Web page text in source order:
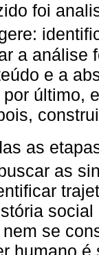
foi
a análise
e a
último,
as
as
se